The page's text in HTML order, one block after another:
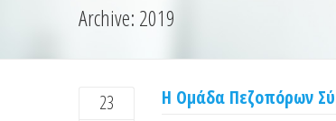
Archive: 2019
23 Η Ομάδα Πεζοπόρων